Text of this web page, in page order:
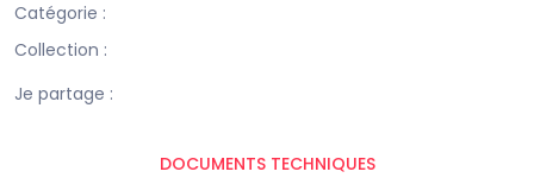
Catégorie :
Collection :
Je partage :
DOCUMENTS TECHNIQUES